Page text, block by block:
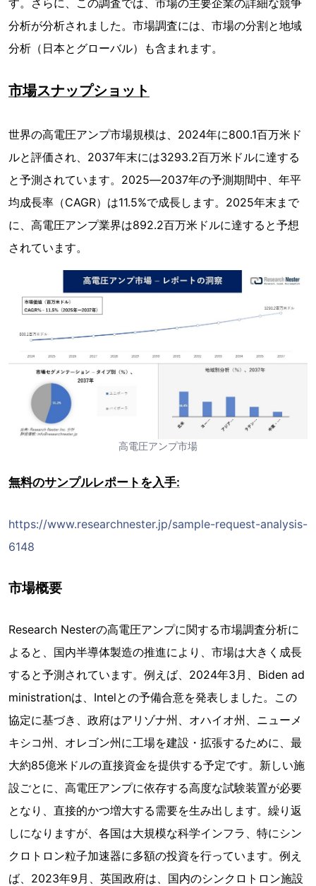
す。さらに、この調査では、市場の主要企業の詳細な競争
分析が分析されました。市場調査には、市場の分割と地域
分析（日本とグローバル）も含まれます。
市場スナップショット
世界の高電圧アンプ市場規模は、2024年に800.1百万米ド
ルと評価され、2037年末には3293.2百万米ドルに達する
と予測されています。2025―2037年の予測期間中、年平
均成長率（CAGR）は11.5%で成長します。2025年末まで
に、高電圧アンプ業界は892.2百万米ドルに達すると予想
されています。
高電圧アンプ市場
無料のサンプルレポートを入手:
https://www.researchnester.jp/sample-request-analysis-
6148
市場概要
Research Nesterの高電圧アンプに関する市場調査分析に
よると、国内半導体製造の推進により、市場は大きく成長
すると予測されています。例えば、2024年3月、Biden ad
ministrationは、Intelとの予備合意を発表しました。この
協定に基づき、政府はアリゾナ州、オハイオ州、ニューメ
キシコ州、オレゴン州に工場を建設・拡張するために、最
大約85億米ドルの直接資金を提供する予定です。新しい施
設ごとに、高電圧アンプに依存する高度な試験装置が必要
となり、直接的かつ増大する需要を生み出します。繰り返
しになりますが、各国は大規模な科学インフラ、特にシン
クロトロン粒子加速器に多額の投資を行っています。例え
ば、2023年9月、英国政府は、国内のシンクロトロン施設